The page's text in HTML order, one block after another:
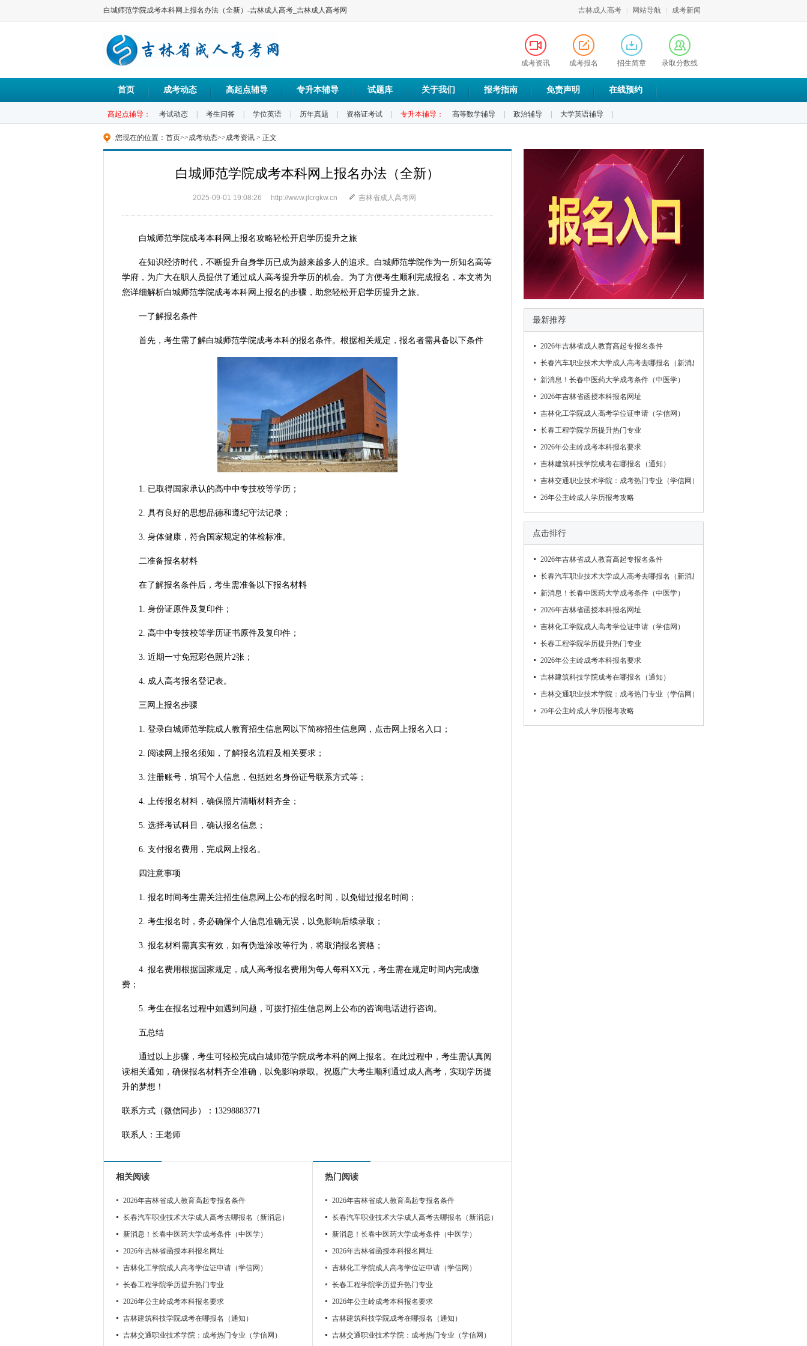
白城师范学院成考本科网上报名办法（全新）-吉林成人高考_吉林成人高考网 吉林成人高考 网站导航 成考新闻
成考资讯 成考报名 招生简章 录取分数线
首页 成考动态 高起点辅导 专升本辅导 试题库 关于我们 报考指南 免责声明 在线预约
高起点辅导： 考试动态 考生问答 学位英语 历年真题 资格证考试 专升本辅导： 高等数学辅导 政治辅导 大学英语辅导
您现在的位置： 首页>>成考动态>>成考资讯 > 正文
白城师范学院成考本科网上报名办法（全新）
2025-09-01 19:08:26 http://www.jlcrgkw.cn 吉林省成人高考网
白城师范学院成考本科网上报名攻略轻松开启学历提升之旅
在知识经济时代，不断提升自身学历已成为越来越多人的追求。白城师范学院作为一所知名高等
学府，为广大在职人员提供了通过成人高考提升学历的机会。为了方便考生顺利完成报名，本文将为
您详细解析白城师范学院成考本科网上报名的步骤，助您轻松开启学历提升之旅。
一了解报名条件
首先，考生需了解白城师范学院成考本科的报名条件。根据相关规定，报名者需具备以下条件
1. 已取得国家承认的高中中专技校等学历；
2. 具有良好的思想品德和遵纪守法记录；
3. 身体健康，符合国家规定的体检标准。
二准备报名材料
在了解报名条件后，考生需准备以下报名材料
1. 身份证原件及复印件；
2. 高中中专技校等学历证书原件及复印件；
3. 近期一寸免冠彩色照片2张；
4. 成人高考报名登记表。
三网上报名步骤
1. 登录白城师范学院成人教育招生信息网以下简称招生信息网，点击网上报名入口；
2. 阅读网上报名须知，了解报名流程及相关要求；
3. 注册账号，填写个人信息，包括姓名身份证号联系方式等；
4. 上传报名材料，确保照片清晰材料齐全；
5. 选择考试科目，确认报名信息；
6. 支付报名费用，完成网上报名。
四注意事项
1. 报名时间考生需关注招生信息网上公布的报名时间，以免错过报名时间；
2. 考生报名时，务必确保个人信息准确无误，以免影响后续录取；
3. 报名材料需真实有效，如有伪造涂改等行为，将取消报名资格；
4. 报名费用根据国家规定，成人高考报名费用为每人每科XX元，考生需在规定时间内完成缴
费；
5. 考生在报名过程中如遇到问题，可拨打招生信息网上公布的咨询电话进行咨询。
五总结
通过以上步骤，考生可轻松完成白城师范学院成考本科的网上报名。在此过程中，考生需认真阅
读相关通知，确保报名材料齐全准确，以免影响录取。祝愿广大考生顺利通过成人高考，实现学历提
升的梦想！
联系方式（微信同步）：13298883771
联系人：王老师
相关阅读
2026年吉林省成人教育高起专报名条件
长春汽车职业技术大学成人高考去哪报名（新消息）
新消息！长春中医药大学成考条件（中医学）
2026年吉林省函授本科报名网址
吉林化工学院成人高考学位证申请（学信网）
长春工程学院学历提升热门专业
2026年公主岭成考本科报名要求
吉林建筑科技学院成考在哪报名（通知）
吉林交通职业技术学院：成考热门专业（学信网）
热门阅读
2026年吉林省成人教育高起专报名条件
长春汽车职业技术大学成人高考去哪报名（新消息）
新消息！长春中医药大学成考条件（中医学）
2026年吉林省函授本科报名网址
吉林化工学院成人高考学位证申请（学信网）
长春工程学院学历提升热门专业
2026年公主岭成考本科报名要求
吉林建筑科技学院成考在哪报名（通知）
吉林交通职业技术学院：成考热门专业（学信网）
最新推荐
2026年吉林省成人教育高起专报名条件
长春汽车职业技术大学成人高考去哪报名（新消息）
新消息！长春中医药大学成考条件（中医学）
2026年吉林省函授本科报名网址
吉林化工学院成人高考学位证申请（学信网）
长春工程学院学历提升热门专业
2026年公主岭成考本科报名要求
吉林建筑科技学院成考在哪报名（通知）
吉林交通职业技术学院：成考热门专业（学信网）
26年公主岭成人学历报考攻略
点击排行
2026年吉林省成人教育高起专报名条件
长春汽车职业技术大学成人高考去哪报名（新消息）
新消息！长春中医药大学成考条件（中医学）
2026年吉林省函授本科报名网址
吉林化工学院成人高考学位证申请（学信网）
长春工程学院学历提升热门专业
2026年公主岭成考本科报名要求
吉林建筑科技学院成考在哪报名（通知）
吉林交通职业技术学院：成考热门专业（学信网）
26年公主岭成人学历报考攻略